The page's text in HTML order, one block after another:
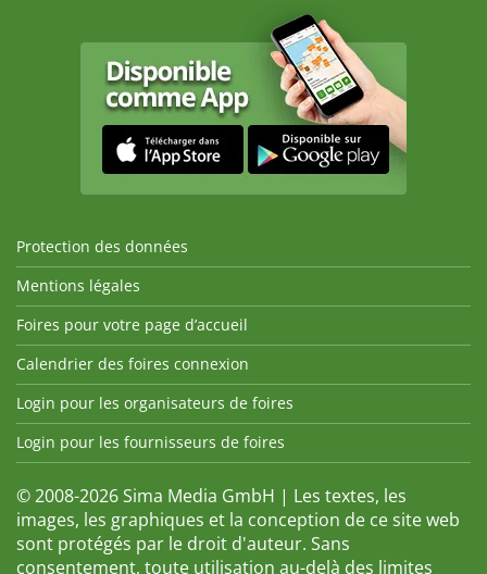
Protection des données
Mentions légales
Foires pour votre page d’accueil
Calendrier des foires connexion
Login pour les organisateurs de foires
Login pour les fournisseurs de foires
© 2008-2026 Sima Media GmbH | Les textes, les
images, les graphiques et la conception de ce site web
sont protégés par le droit d'auteur. Sans
consentement, toute utilisation au-delà des limites